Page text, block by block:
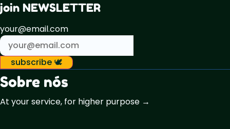
join NEWSLETTER
your@email.com
subscribe 🕊️
Sobre nós
At your service, for higher purpose →